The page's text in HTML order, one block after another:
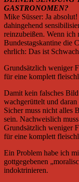
GASTRONOMEN?
Mike Süsser: Ja
dahingehend
reinzubeißen. Wenn
Bundestagskantine die
ehrlich: Das ist
Grundsätzlich weniger
für eine komplett
Damit kein falsches
wachgerüttelt und
Sicher muss nicht alles
sein. Nachweislich
Grundsätzlich weniger
für eine komplett
Ein Problem habe ich
gottgegebenen
indoktrinieren.